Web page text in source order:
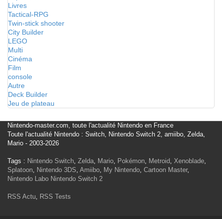
Livres
Tactical-RPG
Twin-stick shooter
City Builder
LEGO
Multi
Cinéma
Film
console
Autre
Deck Builder
Jeu de plateau
Nintendo-master.com, toute l'actualité Nintendo en France
Toute l'actualité Nintendo : Switch, Nintendo Switch 2, amiibo, Zelda,
Mario - 2003-2026
Tags : Nintendo Switch, Zelda, Mario, Pokémon, Metroid, Xenoblade,
Splatoon, Nintendo 3DS, Amiibo, My Nintendo, Cartoon Master,
Nintendo Labo Nintendo Switch 2
RSS Actu, RSS Tests